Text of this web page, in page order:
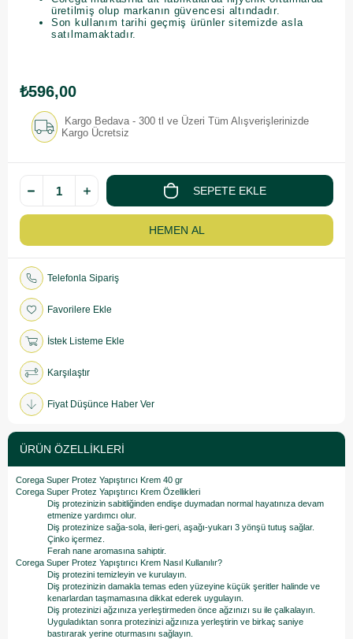
üretilmiş olup markanın güvencesi altındadır.
Son kullanım tarihi geçmiş ürünler sitemizde asla
satılmamaktadır.
₺596,00
Kargo Bedava - 300 tl ve Üzeri Tüm Alışverişlerinizde
Kargo Ücretsiz
Telefonla Sipariş
Favorilere Ekle
İstek Listeme Ekle
Karşılaştır
Fiyat Düşünce Haber Ver
ÜRÜN ÖZELLIKLERI
Corega Super Protez Yapıştırıcı Krem 40 gr
Corega Super Protez Yapıştırıcı Krem Özellikleri
Diş protezinizin sabitliğinden endişe duymadan normal hayatınıza devam
etmenize yardımcı olur.
Diş protezinize sağa-sola, ileri-geri, aşağı-yukarı 3 yönşü tutuş sağlar.
Çinko içermez.
Ferah nane aromasına sahiptir.
Corega Super Protez Yapıştırıcı Krem Nasıl Kullanılır?
Diş protezini temizleyin ve kurulayın.
Diş protezinizin damakla temas eden yüzeyine küçük şeritler halinde ve
kenarlardan taşmamasına dikkat ederek uygulayın.
Diş protezinizi ağzınıza yerleştirmeden önce ağzınızı su ile çalkalayın.
Uyguladıktan sonra protezinizi ağzınıza yerleştirin ve birkaç saniye
bastırarak yerine oturmasını sağlayın.